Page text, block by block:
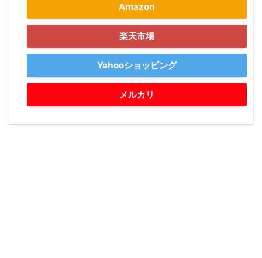
Amazon
楽天市場
Yahooショッピング
メルカリ